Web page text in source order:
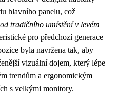
hlavního panelu, což
tradičního umístění v levém
pro předchozí generace
byla navržena tak, aby
vizuální dojem, který lépe
trendům a ergonomickým
s velkými monitory.